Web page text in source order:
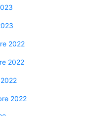
2022
2022
2022